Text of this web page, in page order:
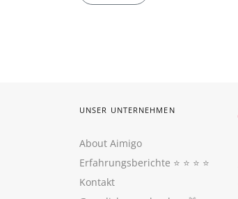
UNSER UNTERNEHMEN
About Aimigo
Erfahrungsberichte ⭐️ ⭐️ ⭐️ ⭐️
Kontakt